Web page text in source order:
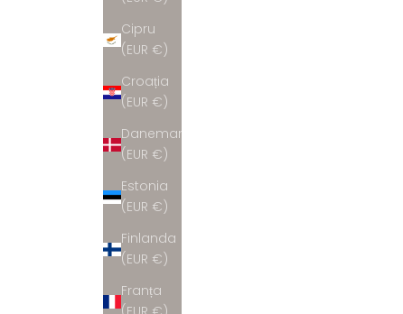
Cipru
(EUR €)
Croația
(EUR €)
Danemarca
(EUR €)
Estonia
(EUR €)
Finlanda
(EUR €)
Franța